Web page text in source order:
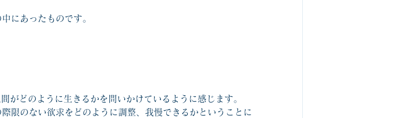
にあったものです。
がどのように生きるかを問いかけているように感じます。
限のない欲求をどのように調整、我慢できるかということに